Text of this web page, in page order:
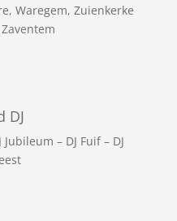
, Waregem, Zuienkerke
DJ
Jubileum – DJ Fuif– DJ